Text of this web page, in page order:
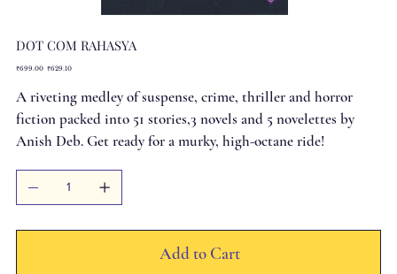
DOT COM RAHASYA
Original
₹699.00 Sale
₹629.10
A riveting medley of suspense, crime, thriller and horror
fiction packed into 51 stories,3 novels and 5 novelettes by
Anish Deb. Get ready for a murky, high-octane ride!
Add to Cart